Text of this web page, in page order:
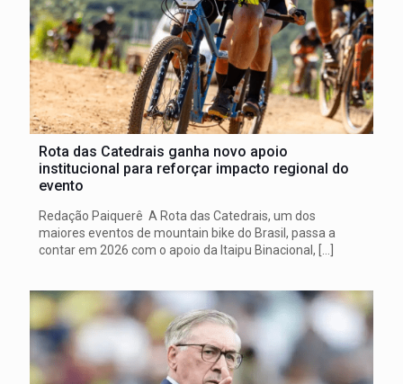
Rota das Catedrais ganha novo apoio
institucional para reforçar impacto regional do
evento
Redação Paiquerê A Rota das Catedrais, um dos
maiores eventos de mountain bike do Brasil, passa a
contar em 2026 com o apoio da Itaipu Binacional, […]